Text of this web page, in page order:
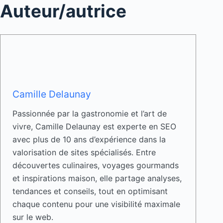
Auteur/autrice
Camille Delaunay
Passionnée par la gastronomie et l’art de
vivre, Camille Delaunay est experte en SEO
avec plus de 10 ans d’expérience dans la
valorisation de sites spécialisés. Entre
découvertes culinaires, voyages gourmands
et inspirations maison, elle partage analyses,
tendances et conseils, tout en optimisant
chaque contenu pour une visibilité maximale
sur le web.